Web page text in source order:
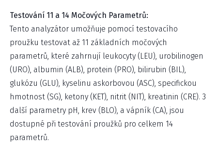
Testování 11 a 14 Močových Parametrů:
Tento analyzátor umožňuje pomocí testovacího
proužku testovat až 11 základních močových
parametrů, které zahrnují leukocyty (LEU), urobilinogen
(URO), albumin (ALB), protein (PRO), bilirubin (BIL),
glukózu (GLU), kyselinu askorbovou (ASC), specifickou
hmotnost (SG), ketony (KET), nitrit (NIT), kreatinin (CRE). 3
další parametry pH, krev (BLO), a vápník (CA), jsou
dostupné při testování proužků pro celkem 14
parametrů.